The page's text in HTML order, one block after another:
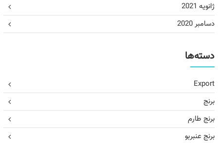
ژانویه 2021
دسامبر 2020
دسته‌ها
Export
برنج
برنج طارم
برنج عنبربو